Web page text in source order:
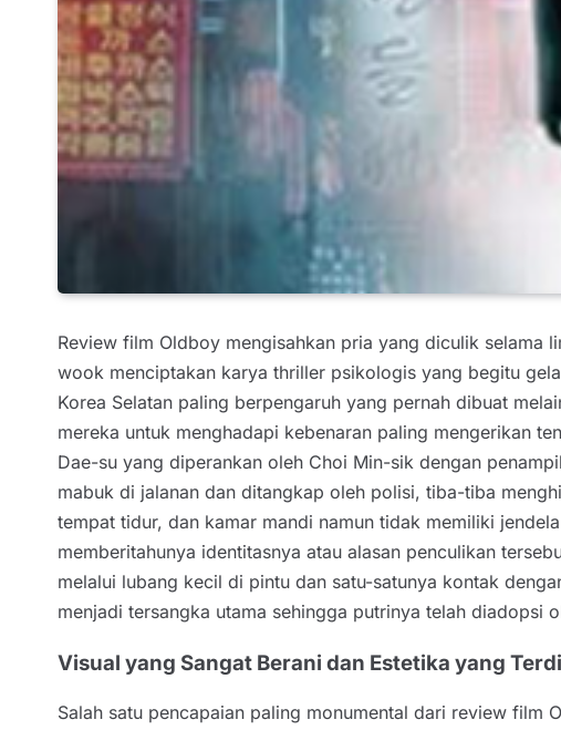
Review film Oldboy mengisahkan pria yang diculik selama
wook menciptakan karya thriller psikologis yang begitu
Korea Selatan paling berpengaruh yang pernah dibuat
mereka untuk menghadapi kebenaran paling mengerikan
Dae-su yang diperankan oleh Choi Min-sik dengan
mabuk di jalanan dan ditangkap oleh polisi, tiba-tiba
tempat tidur, dan kamar mandi namun tidak memiliki
memberitahunya identitasnya atau alasan penculikan
melalui lubang kecil di pintu dan satu-satunya kontak
menjadi tersangka utama sehingga putrinya telah diadopsi
Visual yang Sangat Berani dan Estetika yang
Salah satu pencapaian paling monumental dari review film